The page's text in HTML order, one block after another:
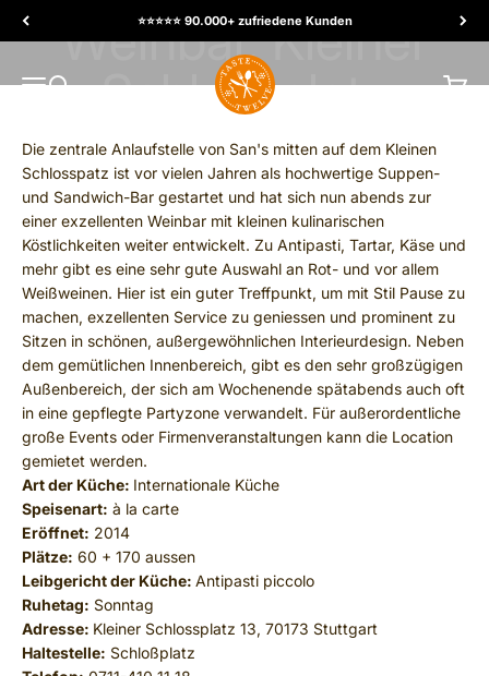
⭐️⭐️⭐️⭐️⭐️ 90.000+ zufriedene Kunden
MENÚ
Buscar
TasteTwelve
Carrito
Die zentrale Anlaufstelle von San's mitten auf dem Kleinen
Schlosspatz ist vor vielen Jahren als hochwertige Suppen-
und Sandwich-Bar gestartet und hat sich nun abends zur
einer exzellenten Weinbar mit kleinen kulinarischen
Köstlichkeiten weiter entwickelt. Zu Antipasti, Tartar, Käse und
mehr gibt es eine sehr gute Auswahl an Rot- und vor allem
Weißweinen. Hier ist ein guter Treffpunkt, um mit Stil Pause zu
machen, exzellenten Service zu geniessen und prominent zu
Sitzen in schönen, außergewöhnlichen Interieurdesign. Neben
dem gemütlichen Innenbereich, gibt es den sehr großzügigen
Außenbereich, der sich am Wochenende spätabends auch oft
in eine gepflegte Partyzone verwandelt. Für außerordentliche
große Events oder Firmenveranstaltungen kann die Location
gemietet werden.
Art der Küche: Internationale Küche
Speisenart: à la carte
Eröffnet: 2014
Plätze: 60 + 170 aussen
Leibgericht der Küche: Antipasti piccolo
Ruhetag: Sonntag
Adresse: Kleiner Schlossplatz 13, 70173 Stuttgart
Haltestelle: Schloßplatz